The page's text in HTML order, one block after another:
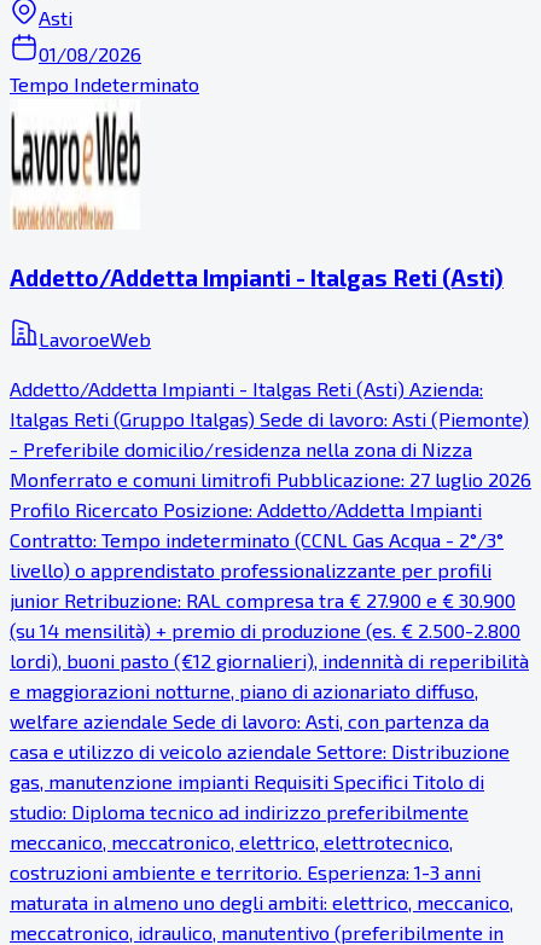
Asti
01/08/2026
Tempo Indeterminato
Addetto/Addetta Impianti - Italgas Reti (Asti)
LavoroeWeb
Addetto/Addetta Impianti - Italgas Reti (Asti) Azienda:
Italgas Reti (Gruppo Italgas) Sede di lavoro: Asti (Piemonte)
- Preferibile domicilio/residenza nella zona di Nizza
Monferrato e comuni limitrofi Pubblicazione: 27 luglio 2026
Profilo Ricercato Posizione: Addetto/Addetta Impianti
Contratto: Tempo indeterminato (CCNL Gas Acqua - 2°/3°
livello) o apprendistato professionalizzante per profili
junior Retribuzione: RAL compresa tra € 27.900 e € 30.900
(su 14 mensilità) + premio di produzione (es. € 2.500-2.800
lordi), buoni pasto (€12 giornalieri), indennità di reperibilità
e maggiorazioni notturne, piano di azionariato diffuso,
welfare aziendale Sede di lavoro: Asti, con partenza da
casa e utilizzo di veicolo aziendale Settore: Distribuzione
gas, manutenzione impianti Requisiti Specifici Titolo di
studio: Diploma tecnico ad indirizzo preferibilmente
meccanico, meccatronico, elettrico, elettrotecnico,
costruzioni ambiente e territorio. Esperienza: 1-3 anni
maturata in almeno uno degli ambiti: elettrico, meccanico,
meccatronico, idraulico, manutentivo (preferibilmente in